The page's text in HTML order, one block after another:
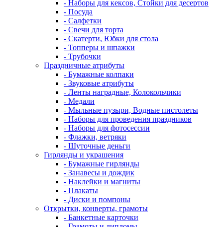
- Наборы для кексов, Стойки для десертов
- Посуда
- Салфетки
- Свечи для торта
- Скатерти, Юбки для стола
- Топперы и шпажки
- Трубочки
Праздничные атрибуты
- Бумажные колпаки
- Звуковые атрибуты
- Ленты наградные, Колокольчики
- Медали
- Мыльные пузыри, Водные пистолеты
- Наборы для проведения праздников
- Наборы для фотосессии
- Флажки, ветряки
- Шуточные деньги
Гирлянды и украшения
- Бумажные гирлянды
- Занавесы и дождик
- Наклейки и магниты
- Плакаты
- Диски и помпоны
Открытки, конверты, грамоты
- Банкетные карточки